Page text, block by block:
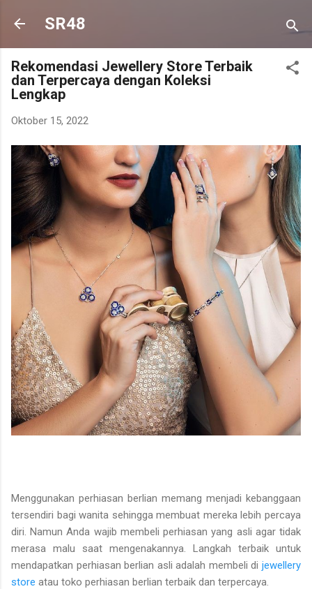
SR48
Rekomendasi Jewellery Store Terbaik
dan Terpercaya dengan Koleksi
Lengkap
Oktober 15, 2022
Menggunakan perhiasan berlian memang menjadi kebanggaan
tersendiri bagi wanita sehingga membuat mereka lebih percaya
diri. Namun Anda wajib membeli perhiasan yang asli agar tidak
merasa malu saat mengenakannya. Langkah terbaik untuk
mendapatkan perhiasan berlian asli adalah membeli di jewellery
store atau toko perhiasan berlian terbaik dan terpercaya.